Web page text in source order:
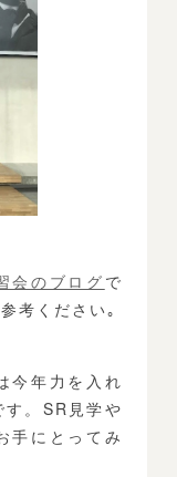
会のブログ で
考ください｡
今年力を入れ
。SR見学や
手にとってみ